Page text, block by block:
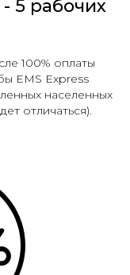
5 рабочих
100% оплаты
EMS Express
населенных
отличаться).